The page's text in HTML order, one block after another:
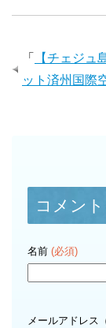
「
【チェジュ
ット済州国際
コメン
名前 (必須)
メールアドレス